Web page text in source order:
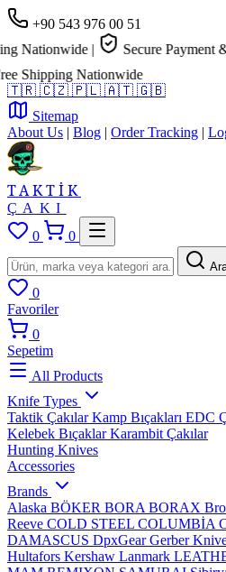
+90 543 976 00 51
Nationwide |
Secure Payment &
Shipping Nationwide
🇹🇷 🇨🇿 🇵🇱 🇦🇹 🇬🇧
Sitemap
About Us | Blog | Order Tracking |
TAKTİK
ÇAKI
0
0
0
Favoriler
0
Sepetim
All Products
Knife Types
Taktik ÇakılarKamp Bıçakları EDC
Kelebek BıçaklarKarambit Çakılar
Hunting Knives
Accessories
Brands
Alaska BÖKER BORA BORAX
Reeve COLD STEEL COLUMBİA
DAMASCUS DpxGearGerber
Hultafors Kershaw Lanmark